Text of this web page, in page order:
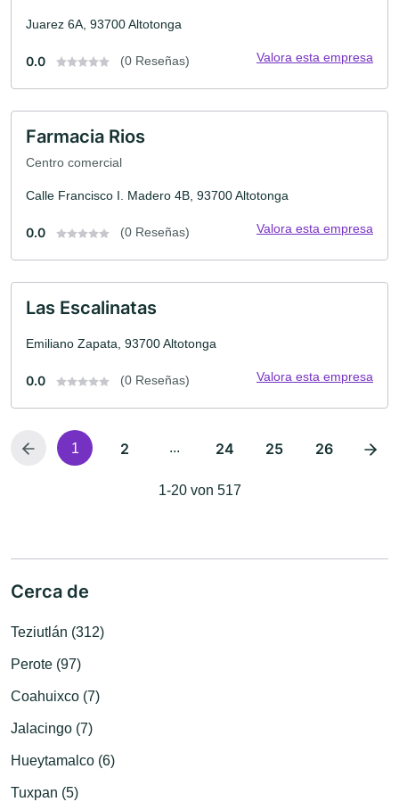
Juarez 6A, 93700 Altotonga
0.0 (0 Reseñas) Valora esta empresa
Farmacia Rios
Centro comercial
Calle Francisco I. Madero 4B, 93700 Altotonga
0.0 (0 Reseñas) Valora esta empresa
Las Escalinatas
Emiliano Zapata, 93700 Altotonga
0.0 (0 Reseñas) Valora esta empresa
1 2 ... 24 25 26
1-20 von 517
Cerca de
Teziutlán (312)
Perote (97)
Coahuixco (7)
Jalacingo (7)
Hueytamalco (6)
Tuxpan (5)